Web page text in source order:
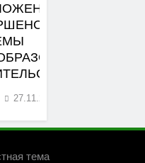
ПО
В
27.11.2023
тема